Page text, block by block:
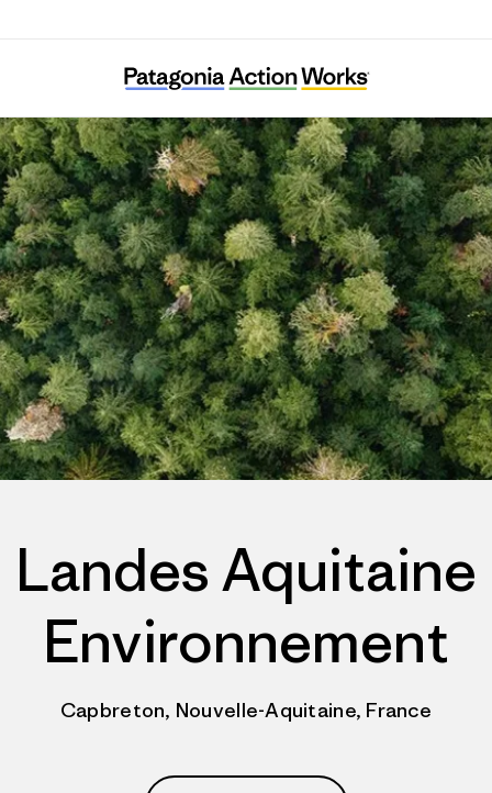
Landes Aquitaine Environnement
Landes Aquitaine
Environnement
Capbreton, Nouvelle-Aquitaine, France